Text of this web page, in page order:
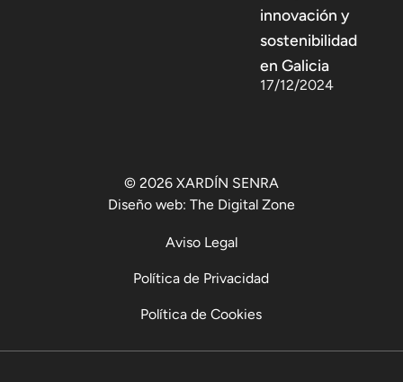
innovación y
sostenibilidad
en Galicia
17/12/2024
© 2026 XARDÍN SENRA
Diseño web: The Digital Zone
Aviso Legal
Política de Privacidad
Política de Cookies